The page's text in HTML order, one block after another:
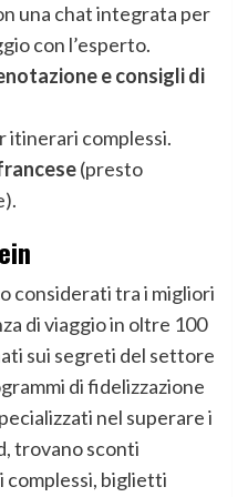
una chat integrata per
con l’esperto.
e consigli di
itinerari complessi.
(presto
considerati tra i migliori
di viaggio in oltre 100
sui segreti del settore
di fidelizzazione
nel superare i
trovano sconti
biglietti